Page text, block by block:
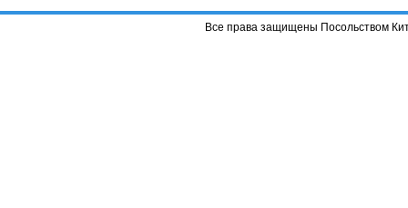
Все права защищены Посольством